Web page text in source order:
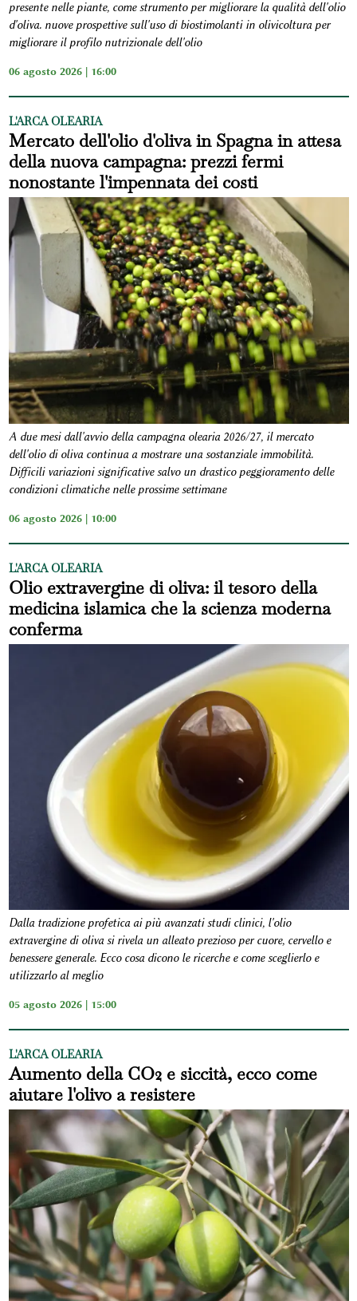
presente nelle piante, come strumento per migliorare la qualità dell'olio
d'oliva. nuove prospettive sull'uso di biostimolanti in olivicoltura per
migliorare il profilo nutrizionale dell'olio
06 agosto 2026 | 16:00
L'ARCA OLEARIA
Mercato dell'olio d'oliva in Spagna in attesa
della nuova campagna: prezzi fermi
nonostante l'impennata dei costi
A due mesi dall'avvio della campagna olearia 2026/27, il mercato
dell'olio di oliva continua a mostrare una sostanziale immobilità.
Difficili variazioni significative salvo un drastico peggioramento delle
condizioni climatiche nelle prossime settimane
06 agosto 2026 | 10:00
L'ARCA OLEARIA
Olio extravergine di oliva: il tesoro della
medicina islamica che la scienza moderna
conferma
Dalla tradizione profetica ai più avanzati studi clinici, l'olio
extravergine di oliva si rivela un alleato prezioso per cuore, cervello e
benessere generale. Ecco cosa dicono le ricerche e come sceglierlo e
utilizzarlo al meglio
05 agosto 2026 | 15:00
L'ARCA OLEARIA
Aumento della CO2 e siccità, ecco come
aiutare l'olivo a resistere